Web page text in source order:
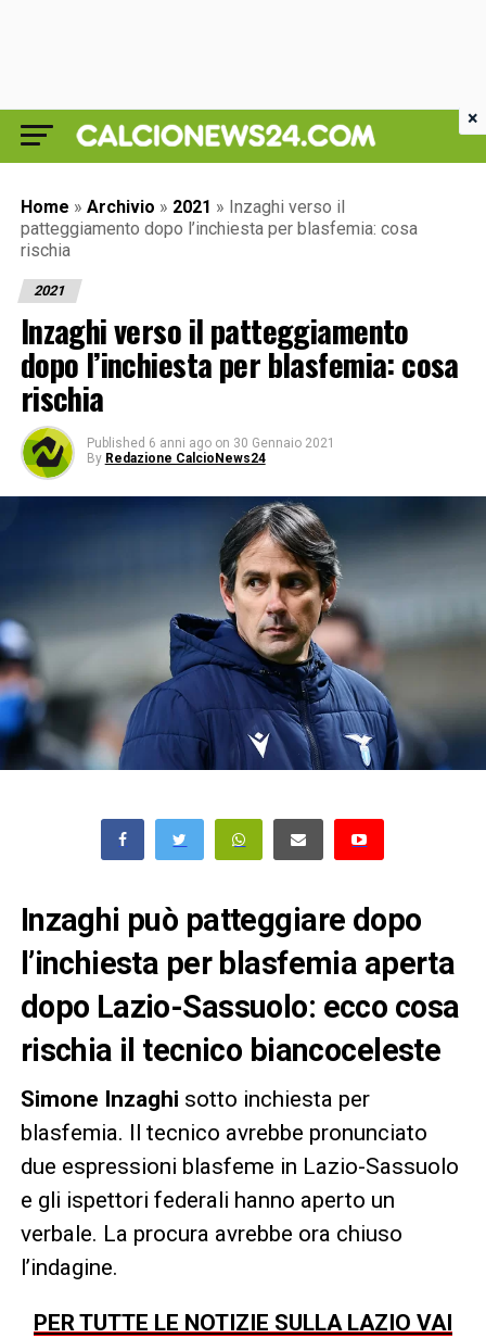
Home » Archivio » 2021 » Inzaghi verso il
patteggiamento dopo l’inchiesta per blasfemia: cosa
rischia
2021
Inzaghi verso il patteggiamento
dopo l’inchiesta per blasfemia: cosa
rischia
Published 6 anni ago on 30 Gennaio 2021
By Redazione CalcioNews24
Inzaghi può patteggiare dopo
l’inchiesta per blasfemia aperta
dopo Lazio-Sassuolo: ecco cosa
rischia il tecnico biancoceleste
Simone Inzaghi sotto inchiesta per
blasfemia. Il tecnico avrebbe pronunciato
due espressioni blasfeme in Lazio-Sassuolo
e gli ispettori federali hanno aperto un
verbale. La procura avrebbe ora chiuso
l’indagine.
PER TUTTE LE NOTIZIE SULLA LAZIO VAI
×